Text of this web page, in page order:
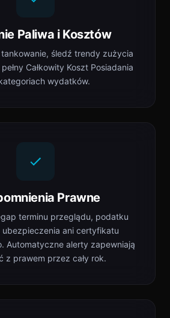
Paliwa i Kosztów
śledź trendy zużycia
Całkowity Koszt Posiadania
wydatków.
Prawne
terminu przeglądu, podatku
ani certyfikatu
Automatyczne alerty zapewniają
z prawem przez cały rok.